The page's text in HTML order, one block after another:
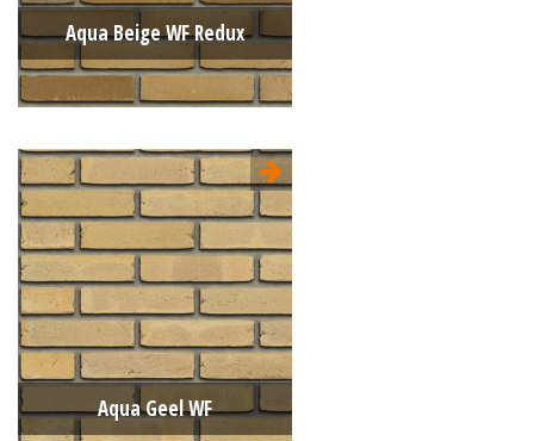
Aqua Beige WF Redux
Type:
Wasserstrich (Aqua)
Formaat:
Waalformaat (WF)
210x100x50
Structuur:
Genuanceerd
Kleur:
Naturel
Aqua Geel WF